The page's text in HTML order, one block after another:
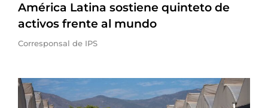
América Latina sostiene quinteto de
activos frente al mundo
Corresponsal de IPS